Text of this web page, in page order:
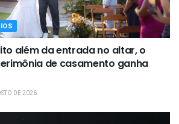
além da entrada no altar, o
de casamento ganha
DE 2026